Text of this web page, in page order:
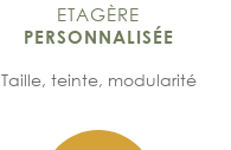
ETAGÈRE
PERSONNALISÉE
Taille, teinte, modularité